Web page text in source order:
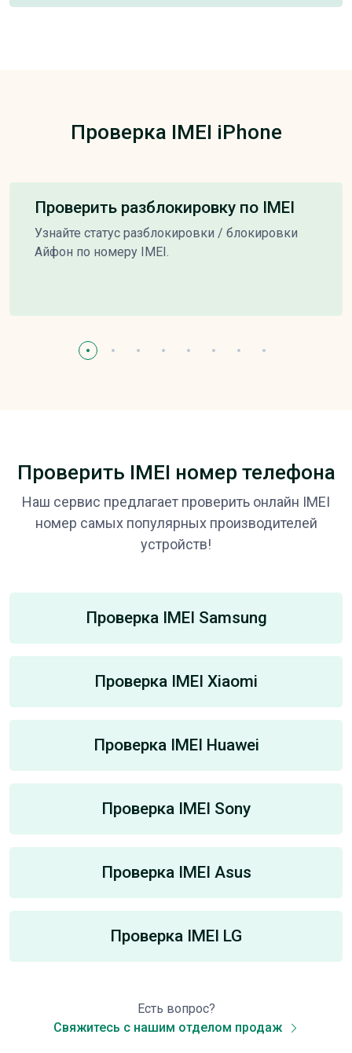
Проверка IMEI iPhone
Проверить разблокировку по IMEI
Узнайте статус разблокировки / блокировки
Айфон по номеру IMEI.
Проверить IMEI номер телефона
Наш сервис предлагает проверить онлайн IMEI
номер самых популярных производителей
устройств!
Проверка IMEI Samsung
Проверка IMEI Xiaomi
Проверка IMEI Huawei
Проверка IMEI Sony
Проверка IMEI Asus
Проверка IMEI LG
Есть вопрос?
Свяжитесь с нашим отделом продаж